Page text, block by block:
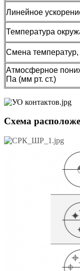
Линейное
Температура
Смена температур,
Атмосферное
Па (мм рт. ст.)
Схема